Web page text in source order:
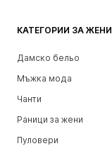
КАТЕГОРИИ ЗА ЖЕНИ
Дамско бельо
Мъжка мода
Чанти
Раници за жени
Пуловери